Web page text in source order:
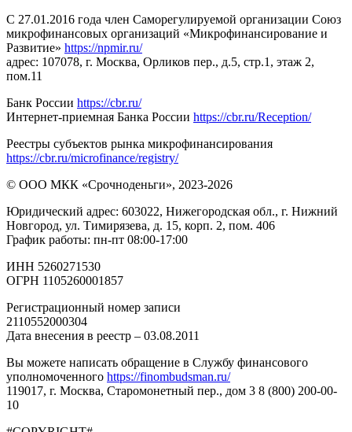
С 27.01.2016 года член Саморегулируемой организации Союз
микрофинансовых организаций «Микрофинансирование и
Развитие» https://npmir.ru/
адрес: 107078, г. Москва, Орликов пер., д.5, стр.1, этаж 2,
пом.11
Банк России https://cbr.ru/
Интернет-приемная Банка России https://cbr.ru/Reception/
Реестры субъектов рынка микрофинансирования
https://cbr.ru/microfinance/registry/
© ООО МКК «Срочноденьги», 2023-2026
Юридический адрес: 603022, Нижегородская обл., г. Нижний
Новгород, ул. Тимирязева, д. 15, корп. 2, пом. 406
График работы: пн-пт 08:00-17:00
ИНН 5260271530
ОГРН 1105260001857
Регистрационный номер записи
2110552000304
Дата внесения в реестр – 03.08.2011
Вы можете написать обращение в Службу финансового
уполномоченного https://finombudsman.ru/
119017, г. Москва, Старомонетный пер., дом 3 8 (800) 200-00-
10